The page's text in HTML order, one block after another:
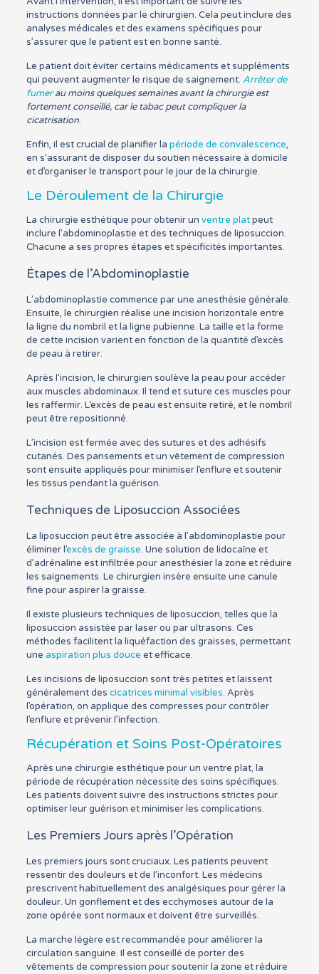
instructions données par le chirurgien. Cela peut inclure des
analyses médicales et des examens spécifiques pour
s’assurer que le patient est en bonne santé.
Le patient doit éviter certains médicaments et suppléments
qui peuvent augmenter le risque de saignement. Arrêter de
fumerau moins quelques semaines avant la chirurgie est
fortement conseillé, car le tabac peut compliquer la
cicatrisation.
Enfin, il est crucial de planifier la période de convalescence,
en s’assurant de disposer du soutien nécessaire à domicile
et d’organiser le transport pour le jour de la chirurgie.
Le Déroulement de la Chirurgie
La chirurgie esthétique pour obtenir un ventre platpeut
inclure l’abdominoplastie et des techniques de liposuccion.
Chacune a ses propres étapes et spécificités importantes.
Étapes de l’Abdominoplastie
L’abdominoplastie commence par une anesthésie générale.
Ensuite, le chirurgien réalise une incision horizontale entre
la ligne du nombril et la ligne pubienne. La taille et la forme
de cette incision varient en fonction de la quantité d’excès
de peau à retirer.
Après l’incision, le chirurgien soulève la peau pour accéder
aux muscles abdominaux. Il tend et suture ces muscles pour
les raffermir. L’excès de peau est ensuite retiré, et le nombril
peut être repositionné.
L’incision est fermée avec des sutures et des adhésifs
cutanés. Des pansements et un vêtement de compression
sont ensuite appliqués pour minimiser l’enflure et soutenir
les tissus pendant la guérison.
Techniques de Liposuccion Associées
La liposuccion peut être associée à l’abdominoplastie pour
éliminer l’excès de graisse. Une solution de lidocaïne et
d’adrénaline est infiltrée pour anesthésier la zone et réduire
les saignements. Le chirurgien insère ensuite une canule
fine pour aspirer la graisse.
Il existe plusieurs techniques de liposuccion, telles que la
liposuccion assistée par laser ou par ultrasons. Ces
méthodes facilitent la liquéfaction des graisses, permettant
une aspiration plus douce et efficace.
Les incisions de liposuccion sont très petites et laissent
généralement des cicatrices minimal visibles. Après
l’opération, on applique des compresses pour contrôler
l’enflure et prévenir l’infection.
Récupération et Soins Post-Opératoires
Après une chirurgie esthétique pour un ventre plat, la
période de récupération nécessite des soins spécifiques.
Les patients doivent suivre des instructions strictes pour
optimiser leur guérison et minimiser les complications.
Les Premiers Jours après l’Opération
Les premiers jours sont cruciaux. Les patients peuvent
ressentir des douleurs et de l’inconfort. Les médecins
prescrivent habituellement des analgésiques pour gérer la
douleur. Un gonflement et des ecchymoses autour de la
zone opérée sont normaux et doivent être surveillés.
La marche légère est recommandée pour améliorer la
circulation sanguine. Il est conseillé de porter des
vêtements de compression pour soutenir la zone et réduire